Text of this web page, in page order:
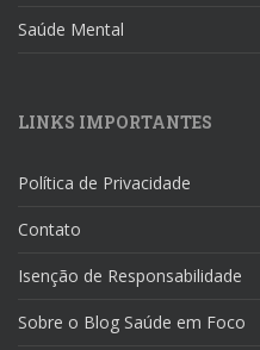
Saúde Mental
LINKS IMPORTANTES
Política de Privacidade
Contato
Isenção de Responsabilidade
Sobre o Blog Saúde em Foco